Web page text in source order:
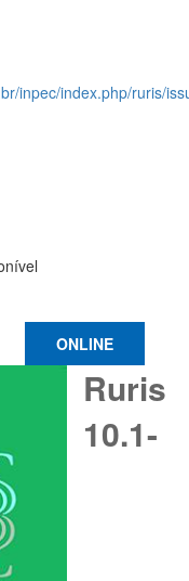
inpec/index.php/ruris/
ONLINE
Ruris
10.1-